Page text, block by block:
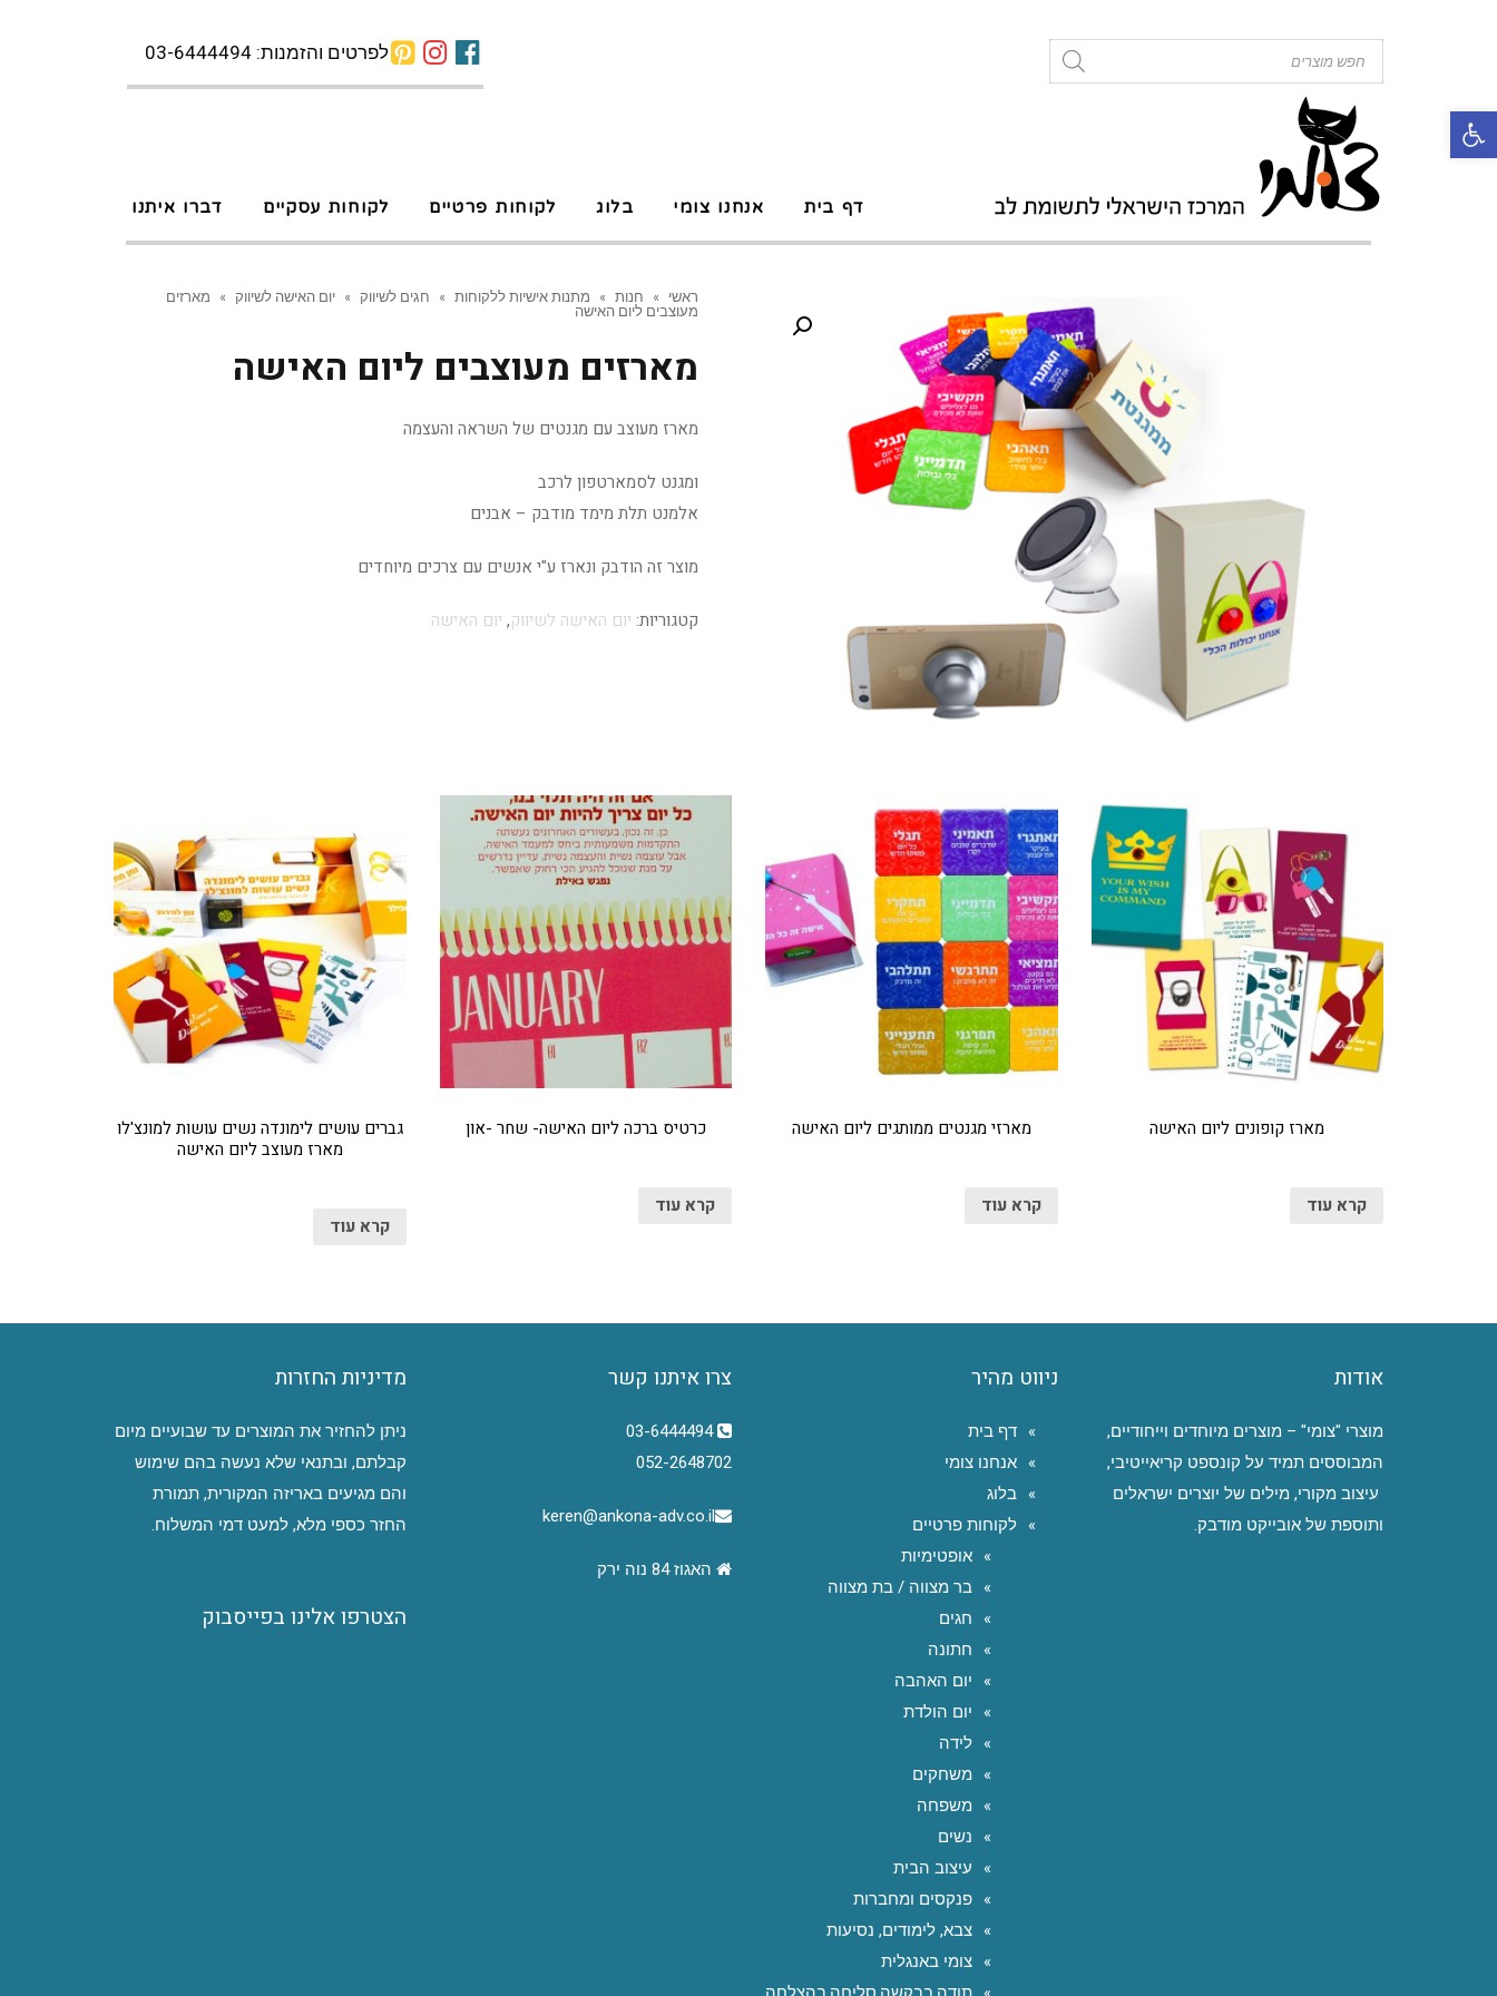
פתח סרגל נגישות
לפרטים והזמנות: 03-6444494
דף בית אנחנו צומי בלוג לקוחות פרטיים לקוחות עסקיים דברו איתנו
ראשי » חנות » מתנות אישיות ללקוחות » חגים לשיווק » יום האישה לשיווק »
מארזים
מעוצבים ליום האישה
מארזים מעוצבים ליום האישה
מארז מעוצב עם מגנטים של השראה והעצמה
ומגנט לסמארטפון לרכב
אלמנט תלת מימד מודבק – אבנים
מוצר זה הודבק ונארז ע"י אנשים עם צרכים מיוחדים
קטגוריות: יום האישה לשיווק, יום האישה
מוצרים קשורים
מארז קופונים ליום האישה
קרא עוד
מארזי מגנטים ממותגים ליום האישה
קרא עוד
כרטיס ברכה ליום האישה- שחר -און
קרא עוד
גברים עושים לימונדה נשים עושות למונצ'לו
מארז מעוצב ליום האישה
קרא עוד
אודות
מוצרי "צומי" – מוצרים מיוחדים וייחודיים,
המבוססים תמיד על קונספט קריאייטיבי,
עיצוב מקורי, מילים של יוצרים ישראלים
ותוספת של אובייקט מודבק.
ניווט מהיר
דף בית
אנחנו צומי
בלוג
לקוחות פרטיים
אופטימיות
בר מצווה / בת מצווה
חגים
חתונה
יום האהבה
יום הולדת
לידה
משחקים
משפחה
נשים
עיצוב הבית
פנקסים ומחברות
צבא, לימודים, נסיעות
צומי באנגלית
צרו איתנו קשר
03-6444494
052-2648702
keren@ankona-adv.co.il
האגוז 84 נוה ירק
מדיניות החזרות
ניתן להחזיר את המוצרים עד שבועיים מיום
קבלתם, ובתנאי שלא נעשה בהם שימוש
והם מגיעים באריזה המקורית, תמורת
החזר כספי מלא, למעט דמי המשלוח.
הצטרפו אלינו בפייסבוק